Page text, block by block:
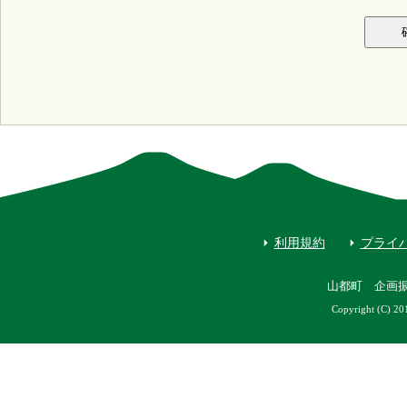
利用規約 プライ
山都町 企画
Copyright (C)